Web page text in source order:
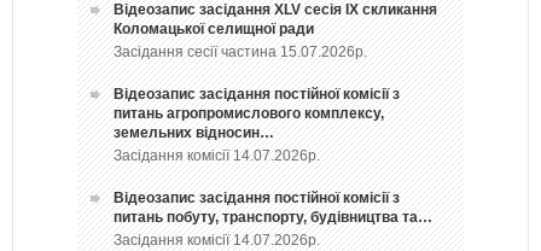
Відеозапис засідання ХLV сесія ІХ скликання
Коломацької селищної ради
Засідання сесії частина 15.07.2026р.
Відеозапис засідання постійної комісії з
питань агропромислового комплексу,
земельних відносин…
Засідання комісії 14.07.2026р.
Відеозапис засідання постійної комісії з
питань побуту, транспорту, будівництва та…
Засідання комісії 14.07.2026р.